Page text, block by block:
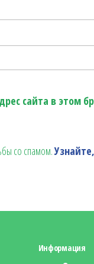
сайта в этом
со спамом.
Информация